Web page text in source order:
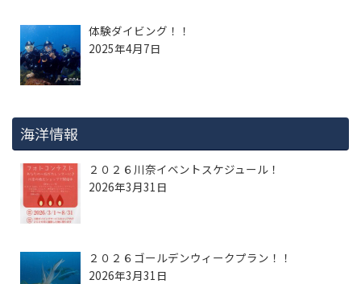
体験ダイビング！！
2025年4月7日
海洋情報
２０２６川奈イベントスケジュール！
2026年3月31日
２０２６ゴールデンウィークプラン！！
2026年3月31日